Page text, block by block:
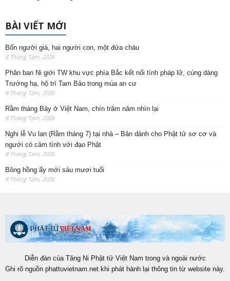
BÀI VIẾT MỚI
Bốn người già, hai người con, một đứa cháu
8 Tháng Tám, 2026
Phân ban Ni giới TW khu vực phía Bắc kết nối tình pháp lữ, cúng dàng
Trường hạ, hộ trì Tam Bảo trong mùa an cư
8 Tháng Tám, 2026
Rằm tháng Bảy ở Việt Nam, chín trăm năm nhìn lại
8 Tháng Tám, 2026
Nghi lễ Vu lan (Rằm tháng 7) tại nhà – Bản dành cho Phật tử sơ cơ và
người có cảm tình với đạo Phật
8 Tháng Tám, 2026
Bông hồng ấy mới sáu mươi tuổi
8 Tháng Tám, 2026
Diễn đàn của Tăng Ni Phật tử Việt Nam trong và ngoài nước
Ghi rõ nguồn phattuvietnam.net khi phát hành lại thông tin từ website này.